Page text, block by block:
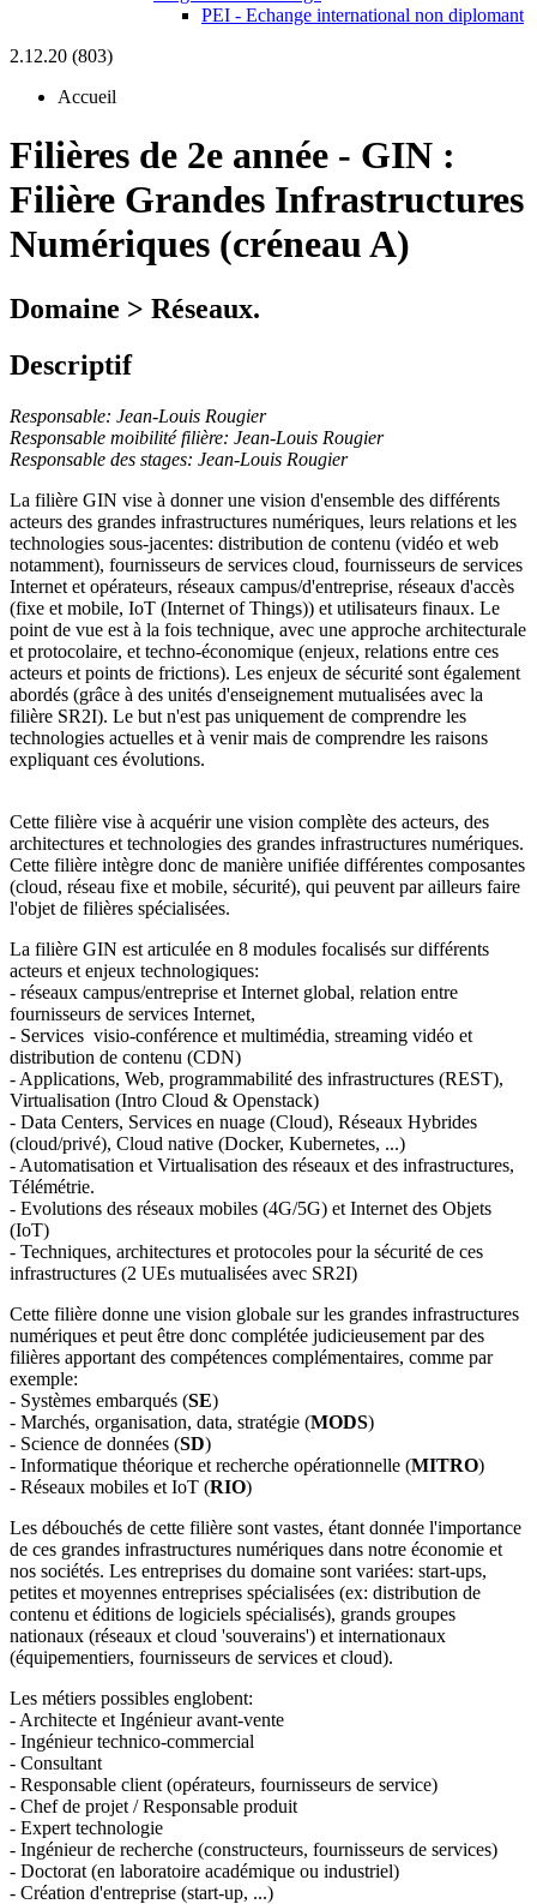
PEI - Echange international non diplomant
2.12.20 (803)
Accueil
Filières de 2e année - GIN :
Filière Grandes Infrastructures
Numériques (créneau A)
Domaine > Réseaux.
Descriptif
Responsable: Jean-Louis Rougier
Responsable moibilité filière: Jean-Louis Rougier
Responsable des stages: Jean-Louis Rougier
La filière GIN vise à donner une vision d'ensemble des différents
acteurs des grandes infrastructures numériques, leurs relations et les
technologies sous-jacentes: distribution de contenu (vidéo et web
notamment), fournisseurs de services cloud, fournisseurs de services
Internet et opérateurs, réseaux campus/d'entreprise, réseaux d'accès
(fixe et mobile, IoT (Internet of Things)) et utilisateurs finaux. Le
point de vue est à la fois technique, avec une approche architecturale
et protocolaire, et techno-économique (enjeux, relations entre ces
acteurs et points de frictions). Les enjeux de sécurité sont également
abordés (grâce à des unités d'enseignement mutualisées avec la
filière SR2I). Le but n'est pas uniquement de comprendre les
technologies actuelles et à venir mais de comprendre les raisons
expliquant ces évolutions.
Cette filière vise à acquérir une vision complète des acteurs, des
architectures et technologies des grandes infrastructures numériques.
Cette filière intègre donc de manière unifiée différentes composantes
(cloud, réseau fixe et mobile, sécurité), qui peuvent par ailleurs faire
l'objet de filières spécialisées.
La filière GIN est articulée en 8 modules focalisés sur différents
acteurs et enjeux technologiques:
- réseaux campus/entreprise et Internet global, relation entre
fournisseurs de services Internet,
- Services visio-conférence et multimédia, streaming vidéo et
distribution de contenu (CDN)
- Applications, Web, programmabilité des infrastructures (REST),
Virtualisation (Intro Cloud & Openstack)
- Data Centers, Services en nuage (Cloud), Réseaux Hybrides
(cloud/privé), Cloud native (Docker, Kubernetes, ...)
- Automatisation et Virtualisation des réseaux et des infrastructures,
Télémétrie.
- Evolutions des réseaux mobiles (4G/5G) et Internet des Objets
(IoT)
- Techniques, architectures et protocoles pour la sécurité de ces
infrastructures (2 UEs mutualisées avec SR2I)
Cette filière donne une vision globale sur les grandes infrastructures
numériques et peut être donc complétée judicieusement par des
filières apportant des compétences complémentaires, comme par
exemple:
- Systèmes embarqués (SE)
- Marchés, organisation, data, stratégie (MODS)
- Science de données (SD)
- Informatique théorique et recherche opérationnelle (MITRO)
- Réseaux mobiles et IoT (RIO)
Les débouchés de cette filière sont vastes, étant donnée l'importance
de ces grandes infrastructures numériques dans notre économie et
nos sociétés. Les entreprises du domaine sont variées: start-ups,
petites et moyennes entreprises spécialisées (ex: distribution de
contenu et éditions de logiciels spécialisés), grands groupes
nationaux (réseaux et cloud 'souverains') et internationaux
(équipementiers, fournisseurs de services et cloud).
Les métiers possibles englobent:
- Architecte et Ingénieur avant-vente
- Ingénieur technico-commercial
- Consultant
- Responsable client (opérateurs, fournisseurs de service)
- Chef de projet / Responsable produit
- Expert technologie
- Ingénieur de recherche (constructeurs, fournisseurs de services)
- Doctorat (en laboratoire académique ou industriel)
- Création d'entreprise (start-up, ...)